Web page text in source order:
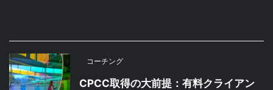
コーチング
CPCC取得の大前提：有料クライアン